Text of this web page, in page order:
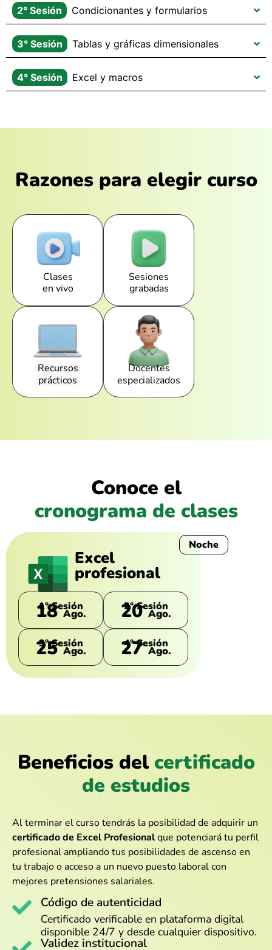
2° Sesión Condicionantes y formularios
3° Sesión Tablas y gráficas dimensionales
4° Sesión Excel y macros
Razones para elegir curso
Clases
en vivo
Sesiones
grabadas
Recursos
prácticos
Docentes
especializados
Conoce el
cronograma de clases
Excel
profesional
Noche
1° Sesión
18Ago.
2° Sesión
20Ago.
3° Sesión
25Ago.
4° Sesión
27Ago.
Beneficios delcertificado
de estudios
Al terminar el curso tendrás la posibilidad de adquirir un
certificado de Excel Profesionalque potenciará tu perfil
profesional ampliando tus posibilidades de ascenso en
tu trabajo o acceso a un nuevo puesto laboral con
mejores pretensiones salariales.
Código de autenticidad
Certificado verificable en plataforma digital
disponible 24/7 y desde cualquier dispositivo.
Validez institucional